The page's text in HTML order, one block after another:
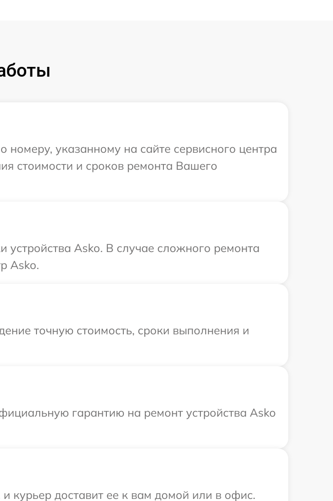
указанному на сайте сервисного центра
стоимости и сроков ремонта Вашего
Asko. В случае сложного ремонта
Asko.
точную стоимость, сроки выполнения и
гарантию на ремонт устройства Asko
доставит ее к вам домой или в офис.